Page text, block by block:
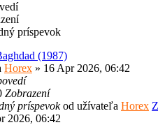
príspevok
(1987)
Horex » 16 Apr 2026, 06:42
Zobrazení
príspevokod užívateľa Horex
2026, 06:42